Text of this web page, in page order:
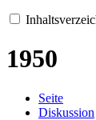
1950
Seite
Diskussion